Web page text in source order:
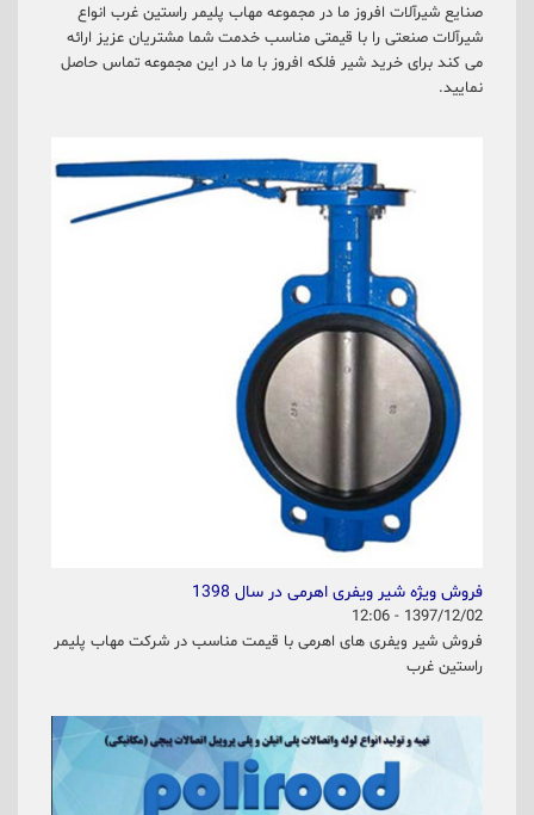
صنایع شیرآلات افروز ما در مجموعه مهاب پلیمر راستین غرب انواع
شیرآلات صنعتی را با قیمتی مناسب خدمت شما مشتریان عزیز ارائه
می کند برای خرید شیر فلکه افروز با ما در این مجموعه تماس حاصل
نمایید.
فروش ویژه شیر ویفری اهرمی در سال 1398
1397/12/02 - 12:06
فروش شیر ویفری های اهرمی با قیمت مناسب در شرکت مهاب پلیمر
راستین غرب